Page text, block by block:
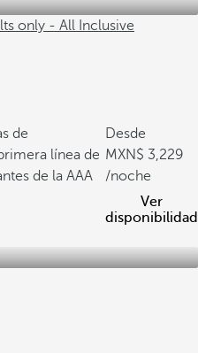
only - All Inclusive
de
línea de
de la AAA
Desde
3,229
/noche
Ver
disponibilidad